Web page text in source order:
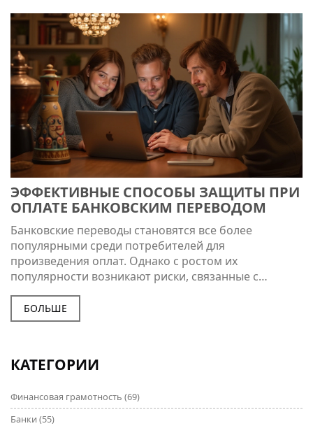
ЭФФЕКТИВНЫЕ СПОСОБЫ ЗАЩИТЫ ПРИ
ОПЛАТЕ БАНКОВСКИМ ПЕРЕВОДОМ
Банковские переводы становятся все более
популярными среди потребителей для
произведения оплат. Однако с ростом их
популярности возникают риски, связанные с
безопасностью перевода денежных средств. В
данной статье мы рассмотрим основные методы
защиты при осуществлении платежей этим
практическим советам, описанным в материале.
БОЛЬШЕ
КАТЕГОРИИ
Финансовая грамотность (69)
Банки (55)